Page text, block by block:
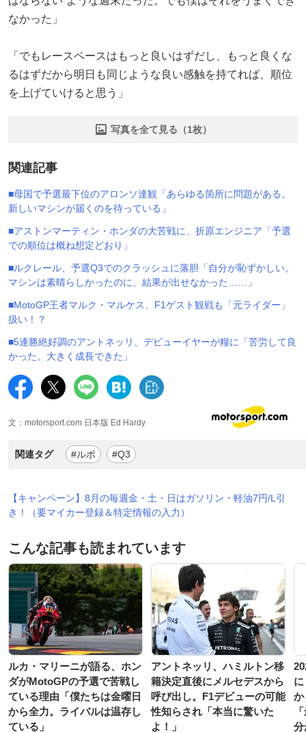
なかった」
「でもレースペースはもっと良いはずだし、もっと良くな
るはずだから明日も同じような良い感触を持てれば、順位
を上げていけると思う」
写真を全て見る（1枚）
関連記事
■母国で予選最下位のアロンソ達観「あらゆる箇所に問題がある。
新しいマシンが届くのを待っている」
■アストンマーティン・ホンダの大苦戦に、折原エンジニア「予選
での順位は概ね想定どおり」
■ルクレール、予選Q3でのクラッシュに落胆「自分が恥ずかしい。
マシンは素晴らしかったのに、結果が出せなかった……」
■MotoGP王者マルク・マルケス、F1ゲスト観戦も「元ライダー」
扱い！？
■5連勝絶好調のアントネッリ、デビューイヤーが糧に「苦労して良
かった。大きく成長できた」
文：motorsport.com 日本版 Ed Hardy
関連タグ #ルポ #Q3
【キャンペーン】8月の毎週金・土・日はガソリン・軽油7円/L引
き！（要マイカー登録＆特定情報の入力）
こんな記事も読まれています
ルカ・マリーニが語る、ホン
ダがMotoGPの予選で苦戦し
ている理由「僕たちは金曜日
から全力。ライバルは温存し
ている」
アントネッリ、ハミルトン移
籍決定直後にメルセデスから
呼び出し。F1デビューの可能
性知らされ「本当に驚いた
よ！」
分